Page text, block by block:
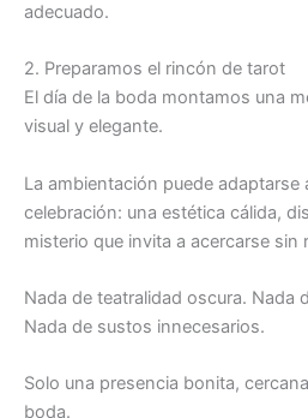
adecuado.
2. Preparamos el rincón de tarot
El día de la boda montamos una
visual y elegante.
La ambientación puede adaptarse
celebración: una estética cálida,
misterio que invita a acercarse sin
Nada de teatralidad oscura. Nada
Nada de sustos innecesarios.
Solo una presencia bonita,
boda.